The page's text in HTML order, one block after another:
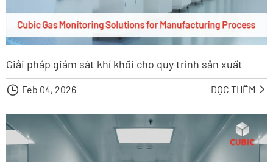
Giải pháp giám sát khí khối cho quy trình sản xuất
 Feb 04, 2026 ĐỌC THÊM 